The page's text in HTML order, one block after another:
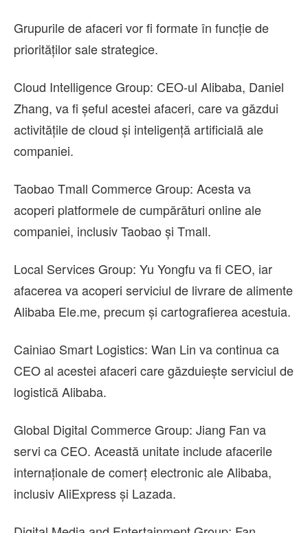
Grupurile de afaceri vor fi formate în funcţie de
priorităţilor sale strategice.
Cloud Intelligence Group: CEO-ul Alibaba, Daniel
Zhang, va fi şeful acestei afaceri, care va găzdui
activităţile de cloud şi inteligenţă artificială ale
companiei.
Taobao Tmall Commerce Group: Acesta va
acoperi platformele de cumpărături online ale
companiei, inclusiv Taobao şi Tmall.
Local Services Group: Yu Yongfu va fi CEO, iar
afacerea va acoperi serviciul de livrare de alimente
Alibaba Ele.me, precum şi cartografierea acestuia.
Cainiao Smart Logistics: Wan Lin va continua ca
CEO al acestei afaceri care găzduieşte serviciul de
logistică Alibaba.
Global Digital Commerce Group: Jiang Fan va
servi ca CEO. Această unitate include afacerile
internaţionale de comerţ electronic ale Alibaba,
inclusiv AliExpress şi Lazada.